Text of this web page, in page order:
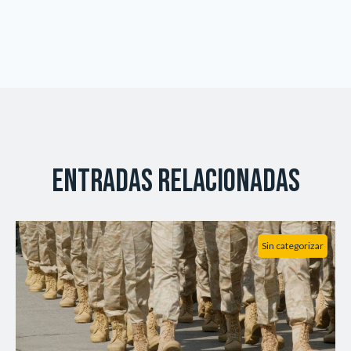
Entradas relacionadas
Sin categorizar